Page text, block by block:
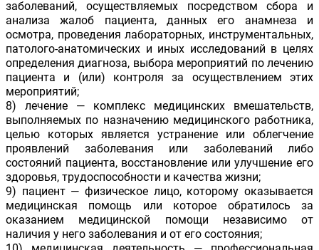
заболеваний, осуществляемых посредством сбора и
анализа жалоб пациента, данных его анамнеза и
осмотра, проведения лабораторных, инструментальных,
патолого-анатомических и иных исследований в целях
определения диагноза, выбора мероприятий по лечению
пациента и (или) контроля за осуществлением этих
мероприятий;
8) лечение — комплекс медицинских вмешательств,
выполняемых по назначению медицинского работника,
целью которых является устранение или облегчение
проявлений заболевания или заболеваний либо
состояний пациента, восстановление или улучшение его
здоровья, трудоспособности и качества жизни;
9) пациент — физическое лицо, которому оказывается
медицинская помощь или которое обратилось за
оказанием медицинской помощи независимо от
наличия у него заболевания и от его состояния;